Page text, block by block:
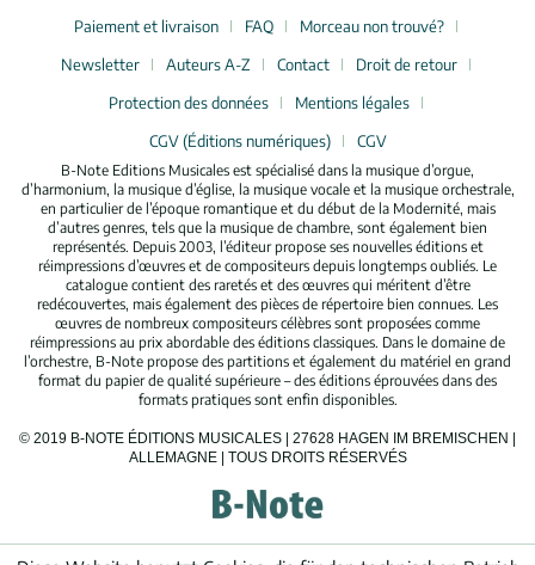
Paiement et livraison
FAQ
Morceau non trouvé?
Newsletter
Auteurs A-Z Contact
Droit de retour
Protection des données
Mentions légales
CGV (Éditions numériques)
CGV
B-Note Editions Musicales est spécialisé dans la musique d’orgue,
d’harmonium, la musique d’église, la musique vocale et la musique orchestrale,
en particulier de l’époque romantique et du début de la Modernité, mais
d’autres genres, tels que la musique de chambre, sont également bien
représentés. Depuis 2003, l’éditeur propose ses nouvelles éditions et
réimpressions d’œuvres et de compositeurs depuis longtemps oubliés. Le
catalogue contient des raretés et des œuvres qui méritent d’être
redécouvertes, mais également des pièces de répertoire bien connues. Les
œuvres de nombreux compositeurs célèbres sont proposées comme
réimpressions au prix abordable des éditions classiques. Dans le domaine de
l’orchestre, B-Note propose des partitions et également du matériel en grand
format du papier de qualité supérieure – des éditions éprouvées dans des
formats pratiques sont enfin disponibles.
© 2019 B-NOTE ÉDITIONS MUSICALES | 27628 HAGEN IM BREMISCHEN |
ALLEMAGNE | TOUS DROITS RÉSERVÉS